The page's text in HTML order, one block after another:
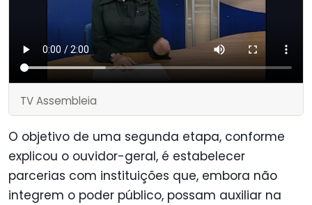
TV Assembleia
O objetivo de uma segunda etapa, conforme
explicou o ouvidor-geral, é estabelecer
parcerias com instituições que, embora não
integrem o poder público, possam auxiliar na